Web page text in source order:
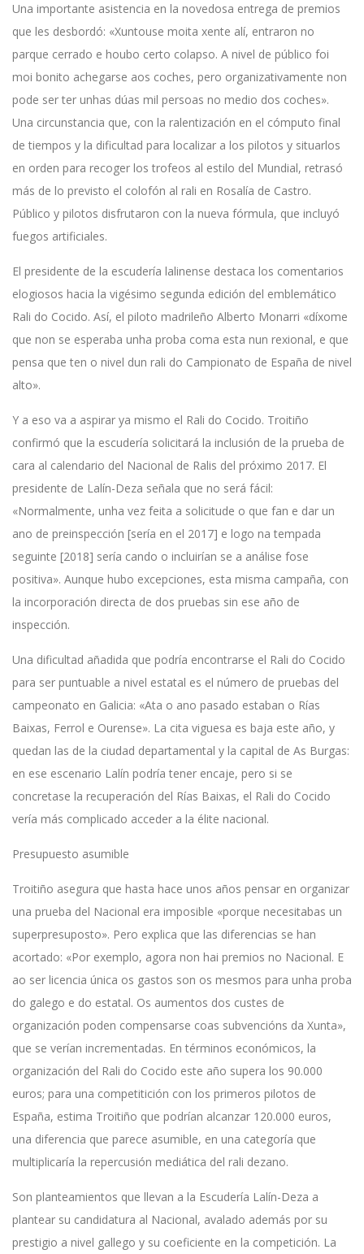
Una importante asistencia en la novedosa entrega de premios
que les desbordó: «Xuntouse moita xente alí, entraron no
parque cerrado e houbo certo colapso. A nivel de público foi
moi bonito achegarse aos coches, pero organizativamente non
pode ser ter unhas dúas mil persoas no medio dos coches».
Una circunstancia que, con la ralentización en el cómputo final
de tiempos y la dificultad para localizar a los pilotos y situarlos
en orden para recoger los trofeos al estilo del Mundial, retrasó
más de lo previsto el colofón al rali en Rosalía de Castro.
Público y pilotos disfrutaron con la nueva fórmula, que incluyó
fuegos artificiales.
El presidente de la escudería lalinense destaca los comentarios
elogiosos hacia la vigésimo segunda edición del emblemático
Rali do Cocido. Así, el piloto madrileño Alberto Monarri «díxome
que non se esperaba unha proba coma esta nun rexional, e que
pensa que ten o nivel dun rali do Campionato de España de nivel
alto».
Y a eso va a aspirar ya mismo el Rali do Cocido. Troitiño
confirmó que la escudería solicitará la inclusión de la prueba de
cara al calendario del Nacional de Ralis del próximo 2017. El
presidente de Lalín-Deza señala que no será fácil:
«Normalmente, unha vez feita a solicitude o que fan e dar un
ano de preinspección [sería en el 2017] e logo na tempada
seguinte [2018] sería cando o incluirían se a análise fose
positiva». Aunque hubo excepciones, esta misma campaña, con
la incorporación directa de dos pruebas sin ese año de
inspección.
Una dificultad añadida que podría encontrarse el Rali do Cocido
para ser puntuable a nivel estatal es el número de pruebas del
campeonato en Galicia: «Ata o ano pasado estaban o Rías
Baixas, Ferrol e Ourense». La cita viguesa es baja este año, y
quedan las de la ciudad departamental y la capital de As Burgas:
en ese escenario Lalín podría tener encaje, pero si se
concretase la recuperación del Rías Baixas, el Rali do Cocido
vería más complicado acceder a la élite nacional.
Presupuesto asumible
Troitiño asegura que hasta hace unos años pensar en organizar
una prueba del Nacional era imposible «porque necesitabas un
superpresuposto». Pero explica que las diferencias se han
acortado: «Por exemplo, agora non hai premios no Nacional. E
ao ser licencia única os gastos son os mesmos para unha proba
do galego e do estatal. Os aumentos dos custes de
organización poden compensarse coas subvencións da Xunta»,
que se verían incrementadas. En términos económicos, la
organización del Rali do Cocido este año supera los 90.000
euros; para una competitición con los primeros pilotos de
España, estima Troitiño que podrían alcanzar 120.000 euros,
una diferencia que parece asumible, en una categoría que
multiplicaría la repercusión mediática del rali dezano.
Son planteamientos que llevan a la Escudería Lalín-Deza a
plantear su candidatura al Nacional, avalado además por su
prestigio a nivel gallego y su coeficiente en la competición. La